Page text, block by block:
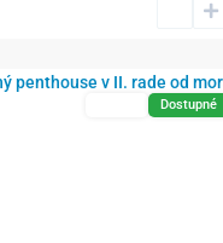
Dostupné